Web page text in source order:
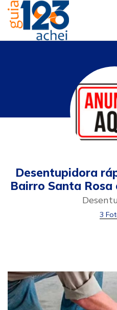
Desentupidora
Bairro Santa Rosa
3